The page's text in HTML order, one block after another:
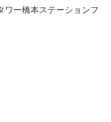
ワー橋本ステーションフ